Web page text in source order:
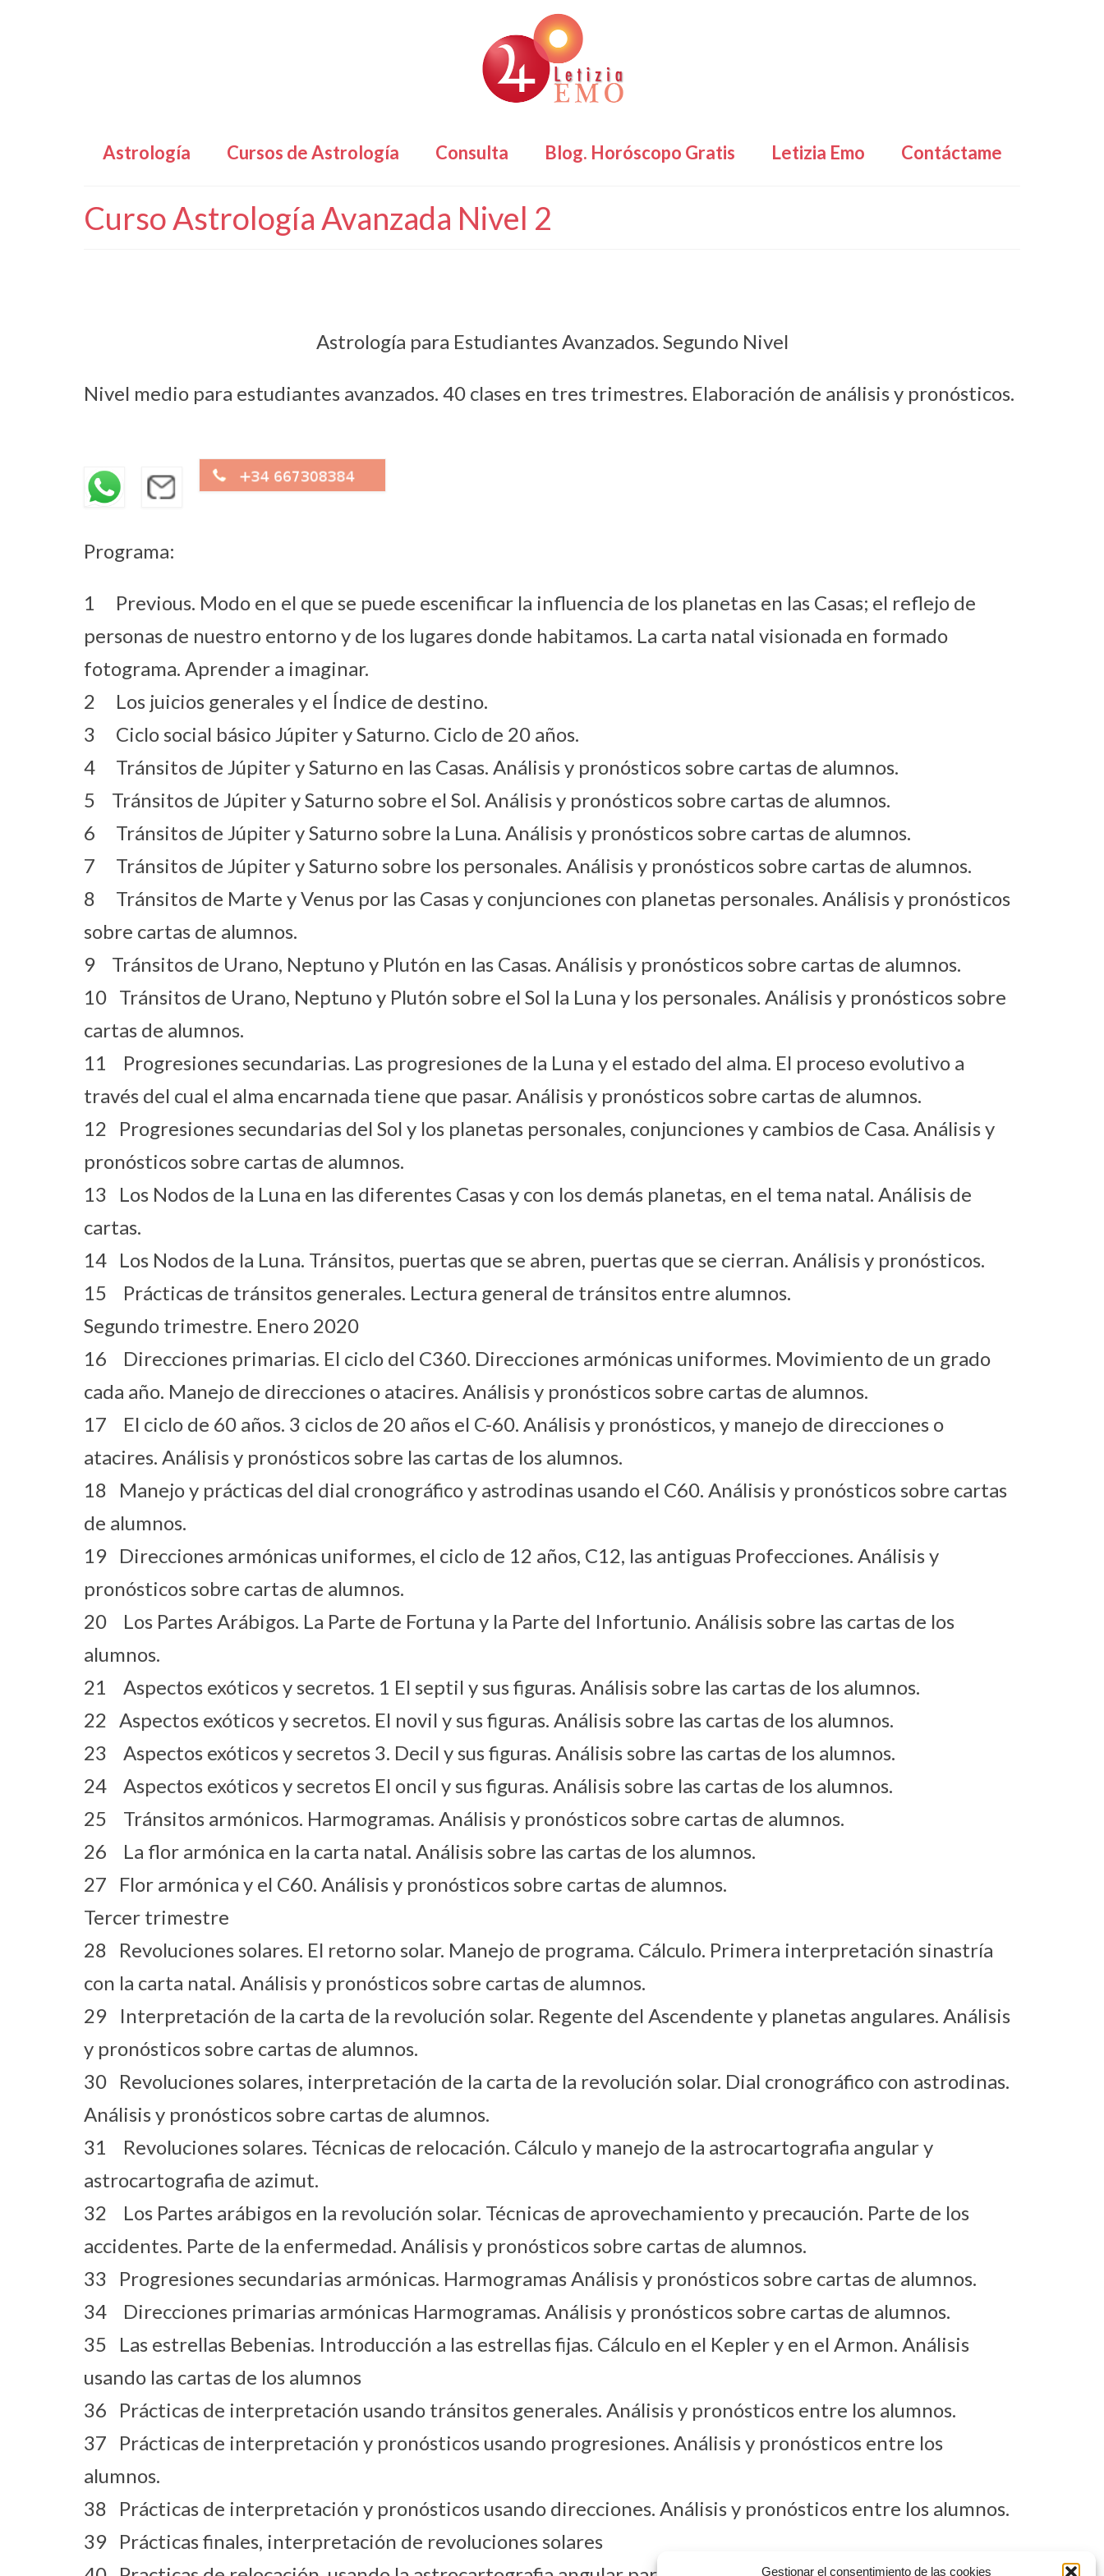
Gestionar el consentimiento de las cookies
Astrología Cursos de Astrología Consulta Blog. Horóscopo Gratis Letizia Emo Contáctame
Curso Astrología Avanzada Nivel 2
Astrología para Estudiantes Avanzados. Segundo Nivel
Nivel medio para estudiantes avanzados. 40 clases en tres trimestres. Elaboración de análisis y pronósticos.
Programa:
1 Previous. Modo en el que se puede escenificar la influencia de los planetas en las Casas; el reflejo de
personas de nuestro entorno y de los lugares donde habitamos. La carta natal visionada en formado
fotograma. Aprender a imaginar.
2 Los juicios generales y el Índice de destino.
3 Ciclo social básico Júpiter y Saturno. Ciclo de 20 años.
4 Tránsitos de Júpiter y Saturno en las Casas. Análisis y pronósticos sobre cartas de alumnos.
5 Tránsitos de Júpiter y Saturno sobre el Sol. Análisis y pronósticos sobre cartas de alumnos.
6 Tránsitos de Júpiter y Saturno sobre la Luna. Análisis y pronósticos sobre cartas de alumnos.
7 Tránsitos de Júpiter y Saturno sobre los personales. Análisis y pronósticos sobre cartas de alumnos.
8 Tránsitos de Marte y Venus por las Casas y conjunciones con planetas personales. Análisis y pronósticos
sobre cartas de alumnos.
9 Tránsitos de Urano, Neptuno y Plutón en las Casas. Análisis y pronósticos sobre cartas de alumnos.
10 Tránsitos de Urano, Neptuno y Plutón sobre el Sol la Luna y los personales. Análisis y pronósticos sobre
cartas de alumnos.
11 Progresiones secundarias. Las progresiones de la Luna y el estado del alma. El proceso evolutivo a
través del cual el alma encarnada tiene que pasar. Análisis y pronósticos sobre cartas de alumnos.
12 Progresiones secundarias del Sol y los planetas personales, conjunciones y cambios de Casa. Análisis y
pronósticos sobre cartas de alumnos.
13 Los Nodos de la Luna en las diferentes Casas y con los demás planetas, en el tema natal. Análisis de
cartas.
14 Los Nodos de la Luna. Tránsitos, puertas que se abren, puertas que se cierran. Análisis y pronósticos.
15 Prácticas de tránsitos generales. Lectura general de tránsitos entre alumnos.
Segundo trimestre. Enero 2020
16 Direcciones primarias. El ciclo del C360. Direcciones armónicas uniformes. Movimiento de un grado
cada año. Manejo de direcciones o atacires. Análisis y pronósticos sobre cartas de alumnos.
17 El ciclo de 60 años. 3 ciclos de 20 años el C-60. Análisis y pronósticos, y manejo de direcciones o
atacires. Análisis y pronósticos sobre las cartas de los alumnos.
18 Manejo y prácticas del dial cronográfico y astrodinas usando el C60. Análisis y pronósticos sobre cartas
de alumnos.
19 Direcciones armónicas uniformes, el ciclo de 12 años, C12, las antiguas Profecciones. Análisis y
pronósticos sobre cartas de alumnos.
20 Los Partes Arábigos. La Parte de Fortuna y la Parte del Infortunio. Análisis sobre las cartas de los
alumnos.
21 Aspectos exóticos y secretos. 1 El septil y sus figuras. Análisis sobre las cartas de los alumnos.
22 Aspectos exóticos y secretos. El novil y sus figuras. Análisis sobre las cartas de los alumnos.
23 Aspectos exóticos y secretos 3. Decil y sus figuras. Análisis sobre las cartas de los alumnos.
24 Aspectos exóticos y secretos El oncil y sus figuras. Análisis sobre las cartas de los alumnos.
25 Tránsitos armónicos. Harmogramas. Análisis y pronósticos sobre cartas de alumnos.
26 La flor armónica en la carta natal. Análisis sobre las cartas de los alumnos.
27 Flor armónica y el C60. Análisis y pronósticos sobre cartas de alumnos.
Tercer trimestre
28 Revoluciones solares. El retorno solar. Manejo de programa. Cálculo. Primera interpretación sinastría
con la carta natal. Análisis y pronósticos sobre cartas de alumnos.
29 Interpretación de la carta de la revolución solar. Regente del Ascendente y planetas angulares. Análisis
y pronósticos sobre cartas de alumnos.
30 Revoluciones solares, interpretación de la carta de la revolución solar. Dial cronográfico con astrodinas.
Análisis y pronósticos sobre cartas de alumnos.
31 Revoluciones solares. Técnicas de relocación. Cálculo y manejo de la astrocartografia angular y
astrocartografia de azimut.
32 Los Partes arábigos en la revolución solar. Técnicas de aprovechamiento y precaución. Parte de los
accidentes. Parte de la enfermedad. Análisis y pronósticos sobre cartas de alumnos.
33 Progresiones secundarias armónicas. Harmogramas Análisis y pronósticos sobre cartas de alumnos.
34 Direcciones primarias armónicas Harmogramas. Análisis y pronósticos sobre cartas de alumnos.
35 Las estrellas Bebenias. Introducción a las estrellas fijas. Cálculo en el Kepler y en el Armon. Análisis
usando las cartas de los alumnos
36 Prácticas de interpretación usando tránsitos generales. Análisis y pronósticos entre los alumnos.
37 Prácticas de interpretación y pronósticos usando progresiones. Análisis y pronósticos entre los
alumnos.
38 Prácticas de interpretación y pronósticos usando direcciones. Análisis y pronósticos entre los alumnos.
39 Prácticas finales, interpretación de revoluciones solares